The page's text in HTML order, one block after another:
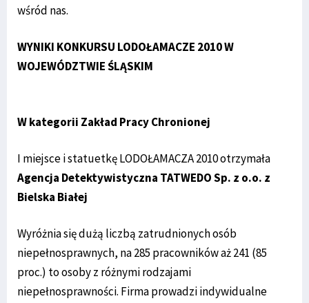
wśród nas.
WYNIKI KONKURSU LODOŁAMACZE 2010 W
WOJEWÓDZTWIE ŚLĄSKIM
W kategorii Zakład Pracy Chronionej
I miejsce i statuetkę LODOŁAMACZA 2010 otrzymała
Agencja Detektywistyczna TATWEDO Sp. z o.o. z
Bielska Białej
Wyróżnia się dużą liczbą zatrudnionych osób
niepełnosprawnych, na 285 pracowników aż 241 (85
proc.) to osoby z różnymi rodzajami
niepełnosprawności. Firma prowadzi indywidualne